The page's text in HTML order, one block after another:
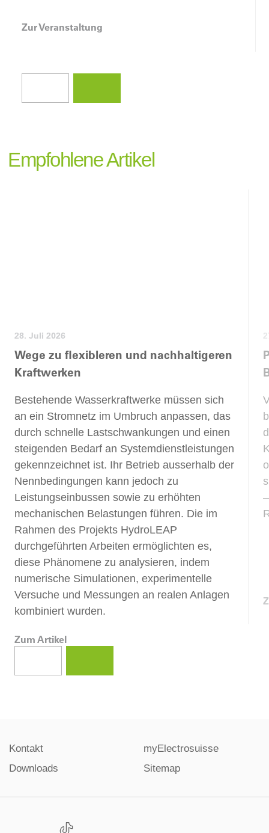
Zur Veranstaltung
Empfohlene Artikel
28. Juli 2026
Wege zu flexibleren und nachhaltigeren
Kraftwerken
Bestehende Wasserkraftwerke müssen sich
an ein Stromnetz im Umbruch anpassen, das
durch schnelle Lastschwankungen und einen
steigenden Bedarf an Systemdienstleistungen
gekennzeichnet ist. Ihr Betrieb ausserhalb der
Nennbedingungen kann jedoch zu
Leistungseinbussen sowie zu erhöhten
mechanischen Belastungen führen. Die im
Rahmen des Projekts HydroLEAP
durchgeführten Arbeiten ermöglichten es,
diese Phänomene zu analysieren, indem
numerische Simulationen, experimentelle
Versuche und Messungen an realen Anlagen
kombiniert wurden.
Zum Artikel
Kontakt
myElectrosuisse
Downloads
Sitemap